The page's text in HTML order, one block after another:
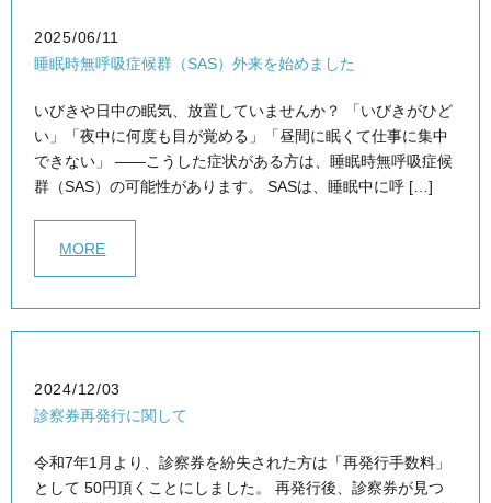
2025/06/11
睡眠時無呼吸症候群（SAS）外来を始めました
いびきや日中の眠気、放置していませんか？ 「いびきがひど
い」「夜中に何度も目が覚める」「昼間に眠くて仕事に集中
できない」 ――こうした症状がある方は、睡眠時無呼吸症候
群（SAS）の可能性があります。 SASは、睡眠中に呼 […]
MORE
2024/12/03
診察券再発行に関して
令和7年1月より、診察券を紛失された方は「再発行手数料」
として 50円頂くことにしました。 再発行後、診察券が見つ